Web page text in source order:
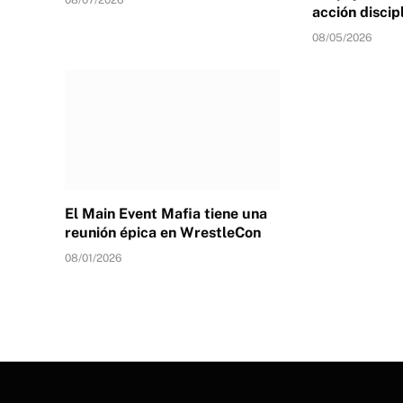
acción
08/05/2026
El Main Event Mafia tiene una
reunión épica en WrestleCon
08/01/2026